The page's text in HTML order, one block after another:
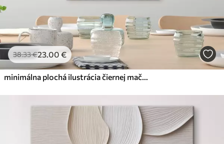
38.33€23.00€
minimálna plochá ilustrácia čiernej mačky čítajúcej knihu v posteli